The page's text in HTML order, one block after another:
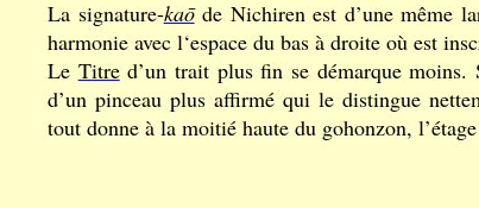
La signature-kaōde Nichiren est d’une même
harmonie avec l‘espace du bas à droite où est
Le Titred’un trait plus fin se démarque moins.
d’un pinceau plus affirmé qui le distingue
tout donne à la moitié haute du gohonzon,